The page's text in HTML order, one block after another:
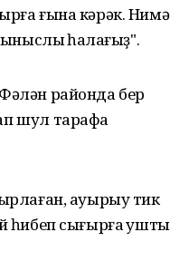
ғына кәрәк. Нимә
һаҡлағыҙ".
районда бер
шул тарафҡа
ауырыу тик
һибеп сығырға ҡушты